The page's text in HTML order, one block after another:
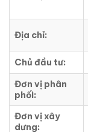
Địa chỉ:
Chủ đầu tư:
Đơn vị phân
phối:
Đơn vị xây
dưng: